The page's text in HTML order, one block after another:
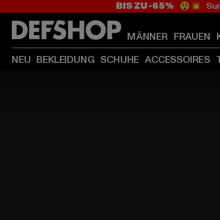
BIS ZU -65% 😲💥
MÄNNER FRAUEN
NEU BEKLEIDUNG SCHUHE ACCESSOIRES